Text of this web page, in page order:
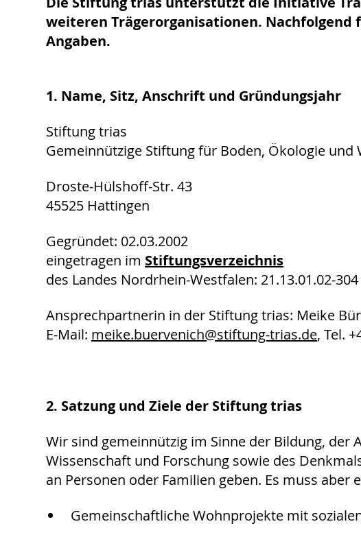
weiteren Trägerorganisationen. Nachfolgend
Angaben.
1. Name, Sitz, Anschrift und Gründungsjahr
Stiftung trias
Gemeinnützige Stiftung für Boden, Ökologie und
Droste-Hülshoff-Str. 43
45525 Hattingen
Gegründet: 02.03.2002
eingetragen im Stiftungsverzeichnis
des Landes Nordrhein-Westfalen: 21.13.01.02-304
Ansprechpartnerin in der Stiftung trias: Meike
E-Mail: meike.buervenich@stiftung-trias.de, Tel.
2. Satzung und Ziele der Stiftung trias
Wir sind gemeinnützig im Sinne der Bildung, der
Wissenschaft und Forschung sowie des
an Personen oder Familien geben. Es muss
Gemeinschaftliche Wohnprojekte mit